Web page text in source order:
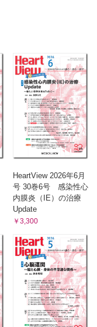
HeartView 2026年6月
号 30巻6号 感染性心
内膜炎（IE）の治療
Update
￥3,300